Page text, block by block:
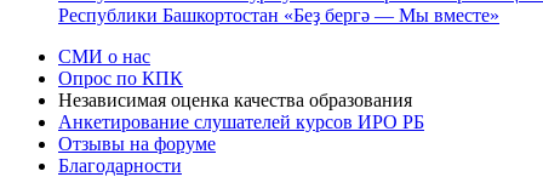
Республики Башкортостан «Беҙ бергә — Мы вместе»
СМИ о нас
Опрос по КПК
Независимая оценка качества образования
Анкетирование слушателей курсов ИРО РБ
Отзывы на форуме
Благодарности